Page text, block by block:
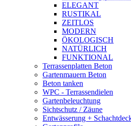
ELEGANT
RUSTIKAL
ZEITLOS
MODERN
ÖKOLOGISCH
NATÜRLICH
FUNKTIONAL
Terrassenplatten Beton
Gartenmauern Beton
Beton tanken
WPC - Terrassendielen
Gartenbeleuchtung
Sichtschutz / Zäune
Entwässerung +